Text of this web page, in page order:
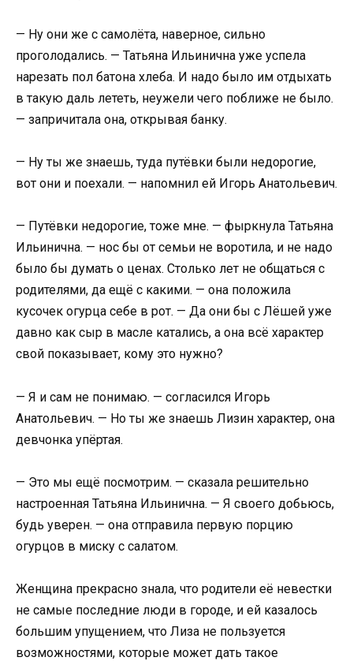
— Ну они же с самолёта, наверное, сильно
проголодались. — Татьяна Ильинична уже успела
нарезать пол батона хлеба. И надо было им отдыхать
в такую даль лететь, неужели чего поближе не было.
— запричитала она, открывая банку.
— Ну ты же знаешь, туда путёвки были недорогие,
вот они и поехали. — напомнил ей Игорь Анатольевич.
— Путёвки недорогие, тоже мне. — фыркнула Татьяна
Ильинична. — нос бы от семьи не воротила, и не надо
было бы думать о ценах. Столько лет не общаться с
родителями, да ещё с какими. — она положила
кусочек огурца себе в рот. — Да они бы с Лёшей уже
давно как сыр в масле катались, а она всё характер
свой показывает, кому это нужно?
— Я и сам не понимаю. — согласился Игорь
Анатольевич. — Но ты же знаешь Лизин характер, она
девчонка упёртая.
— Это мы ещё посмотрим. — сказала решительно
настроенная Татьяна Ильинична. — Я своего добьюсь,
будь уверен. — она отправила первую порцию
огурцов в миску с салатом.
Женщина прекрасно знала, что родители её невестки
не самые последние люди в городе, и ей казалось
большим упущением, что Лиза не пользуется
возможностями, которые может дать такое